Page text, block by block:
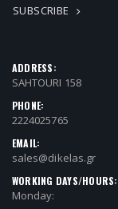
SUBSCRIBE
ADDRESS:
SAHTOURI 158
PHONE:
2224025765
EMAIL:
sales@dikelas.gr
WORKING DAYS/HOURS:
Monday: